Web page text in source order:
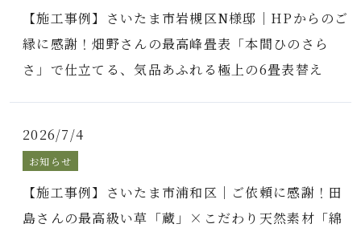
【施工事例】さいたま市岩槻区N様邸｜HPからのご
縁に感謝！畑野さんの最高峰畳表「本間ひのさら
さ」で仕立てる、気品あふれる極上の6畳表替え
2026/7/4
お知らせ
【施工事例】さいたま市浦和区｜ご依頼に感謝！田
島さんの最高級い草「蔵」×こだわり天然素材「綿